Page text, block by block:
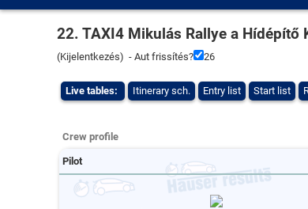
22. TAXI4 Mikulás Rallye a Hídépítő
(Kijelentkezés) - Aut frissítés? 26
Live tables: Itinerary sch. Entry list Start list
Crew profile
Pilot